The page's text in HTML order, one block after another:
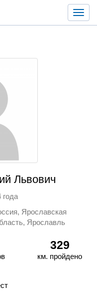
Львович
года
Ярославская
Ярославль
329
км. пройдено